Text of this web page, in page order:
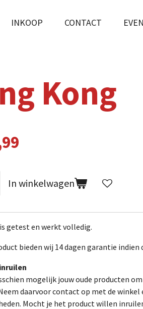
INKOOP CONTACT
Kong
In winkelwagen
getest en werkt volledig.
bieden wij 14 dagen garantie indien
mogelijk jouw oude producten
daarvoor contact op met de winkel
Mocht je het product willen